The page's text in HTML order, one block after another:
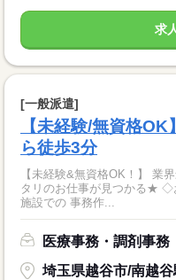
求
[一般派遣]
【未経験/無資格
ら徒歩3分
【未経験&無資格OK！】 業
タリのお仕事が見つかる★ ◇お仕事内容◇ 病院やクリニック、介護
施設での 事務作...
医療事務・調剤事務
埼玉県越谷市/南越谷